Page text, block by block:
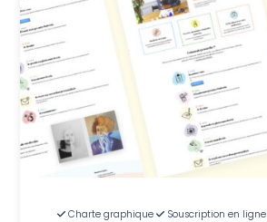
Charte graphique Souscription en ligne